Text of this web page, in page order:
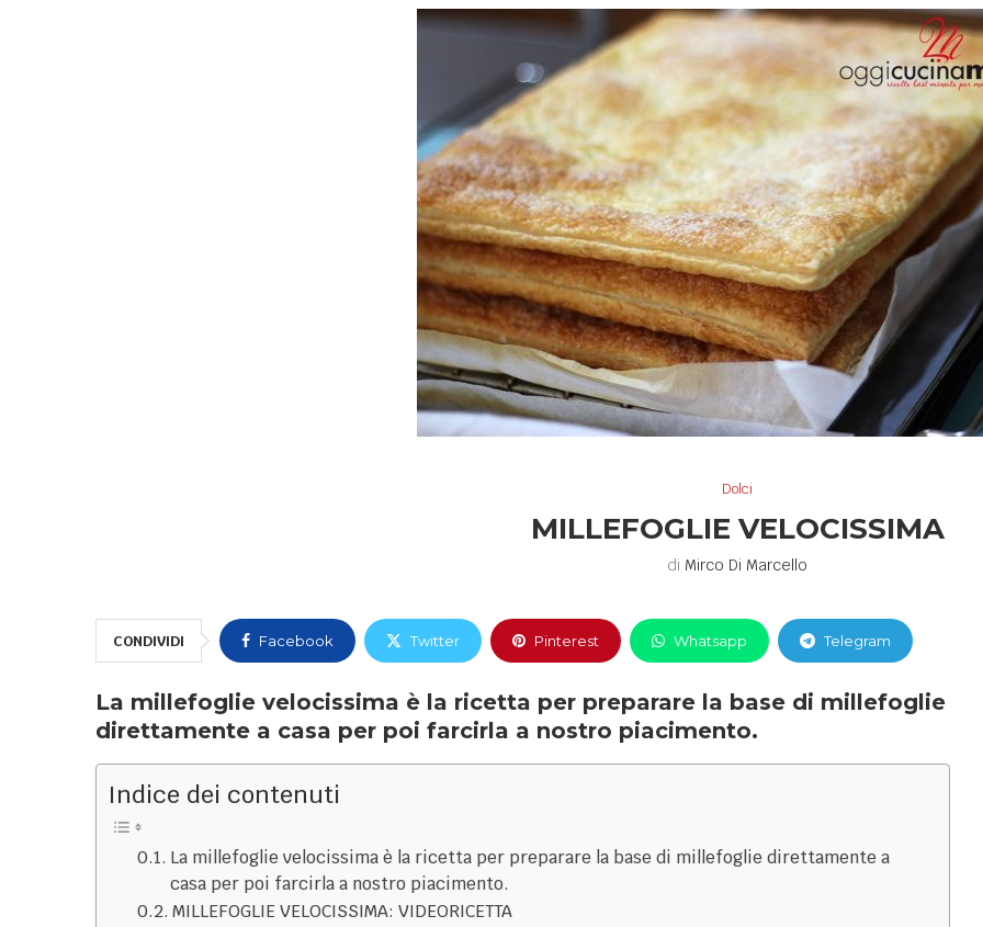
Dolci
MILLEFOGLIE VELOCISSIMA
di Mirco Di Marcello
CONDIVIDI Facebook Twitter Pinterest Whatsapp Telegram
La millefoglie velocissima è la ricetta per preparare la base di millefoglie
direttamente a casa per poi farcirla a nostro piacimento.
Indice dei contenuti
La millefoglie velocissima è la ricetta per preparare la base di millefoglie direttamente a
casa per poi farcirla a nostro piacimento.
MILLEFOGLIE VELOCISSIMA: VIDEORICETTA